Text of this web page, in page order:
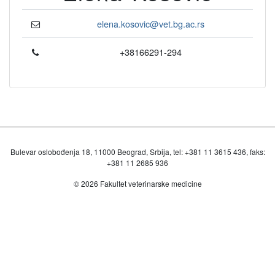
elena.kosovic@vet.bg.ac.rs
+38166291-294
Bulevar oslobođenja 18, 11000 Beograd, Srbija, tel: +381 11 3615 436, faks:
+381 11 2685 936
© 2026 Fakultet veterinarske medicine